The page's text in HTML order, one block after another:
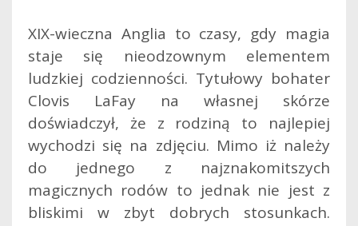
XIX-wieczna Anglia to czasy, gdy magia
staje się nieodzownym elementem
ludzkiej codzienności. Tytułowy bohater
Clovis LaFay na własnej skórze
doświadczył, że z rodziną to najlepiej
wychodzi się na zdjęciu. Mimo iż należy
do jednego z najznakomitszych
magicznych rodów to jednak nie jest z
bliskimi w zbyt dobrych stosunkach.